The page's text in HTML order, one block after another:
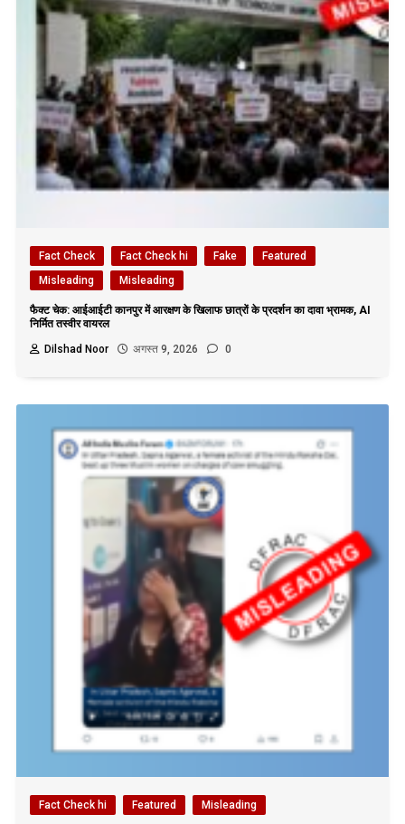
Fact Check Fact Check hi Fake
Featured
Misleading
Misleading
फैक्ट चेक: आईआईटी कानपुर में आरक्षण के खिलाफ छात्रों के प्रदर्शन का दावा भ्रामक, AI
निर्मित तस्वीर वायरल
Dilshad Noor
अगस्त 9, 2026 0
Fact Check hi Featured Misleading